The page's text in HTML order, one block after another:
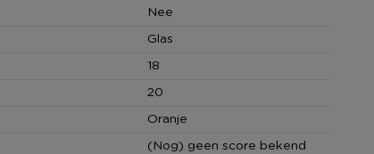
Nee
Glas
18
20
Oranje
(Nog) geen score bekend